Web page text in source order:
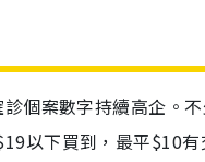
個案數字持續高企。
以下買到，最平$10